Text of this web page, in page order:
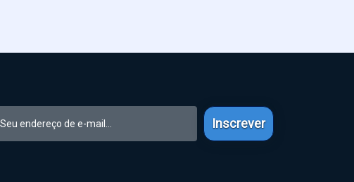
Inscrever